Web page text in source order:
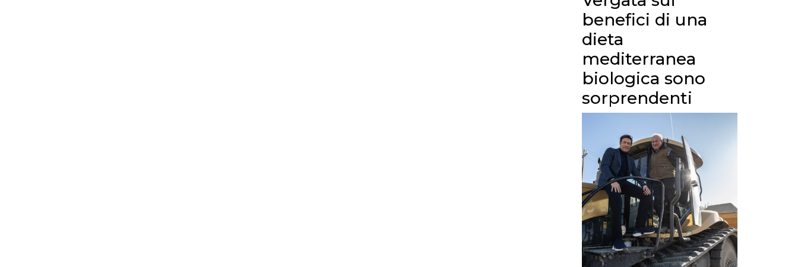
benefici di una
dieta
mediterranea
biologica sono
sorprendenti